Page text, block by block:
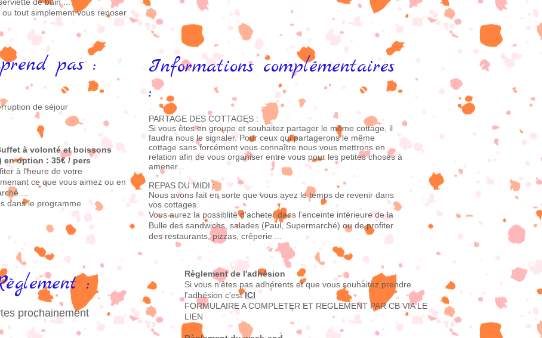
tout simplement vous reposer
pas :
de séjour
à volonté et boissons
en option : 35€ / pers
à l'heure de votre
ce que vous aimez ou en
...
dans le programme
Informations complémentaires
:
PARTAGE DES COTTAGES :
Si vous êtes en groupe et souhaitez partager le même cottage, il
faudra nous le signaler. Pour ceux qui partagerons le même
cottage sans forcément vous connaître nous vous mettrons en
relation afin de vous organiser entre vous pour les petites choses à
amener...
REPAS DU MIDI :
Nous avons fait en sorte que vous ayez le temps de revenir dans
vos cottages.
Vous aurez la possiblité d'acheter dans l'enceinte intérieure de la
Bulle des sandwichs, salades (Paul, Supermarché) ou de profiter
des restaurants, pizzas, crêperie ...
:
prochainement
Règlement de l'adhésion
Si vous n'êtes pas adhérents et que vous souhaitez prendre
l'adhésion c'estICI
FORMULAIRE A COMPLETER ET REGLEMENT PAR CB VIA LE
LIEN